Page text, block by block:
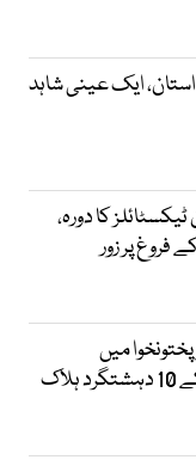
ایک عینی شاہد
کا دورہ،
فروغ پر زور
میں